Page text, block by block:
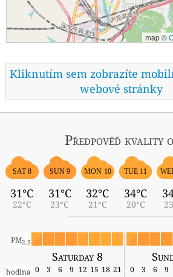
map ©
Kliknutím sem zobrazíte
webové stránky
Předpověď kvality
SAT 8
31°C
22°C
SUN 9
31°C
23°C
MON 10
32°C
21°C
TUE 11
34°C
20°C
PM2.5
Saturday 8
hodina 0 3 6 9 12 15 18 21 0 3 6 9